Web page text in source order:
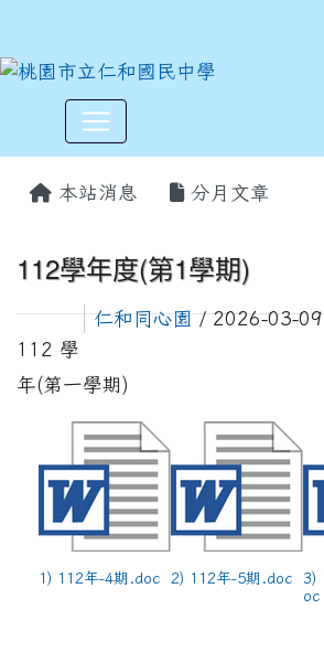
本站消息 分月文章
112學年度(第1學期)
仁和同心園/ 2026-03-09
112 學
年(第一學期)
1) 112年-4期.doc 2) 112年-5期.doc
3)
oc